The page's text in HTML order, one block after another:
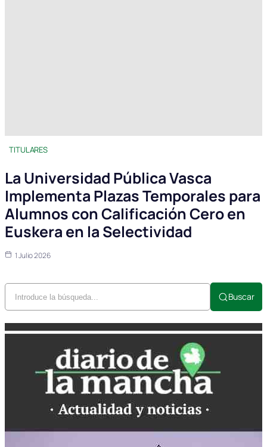
TITULARES
La Universidad Pública Vasca
Implementa Plazas Temporales para
Alumnos con Calificación Cero en
Euskera en la Selectividad
1 Julio 2026
Buscar